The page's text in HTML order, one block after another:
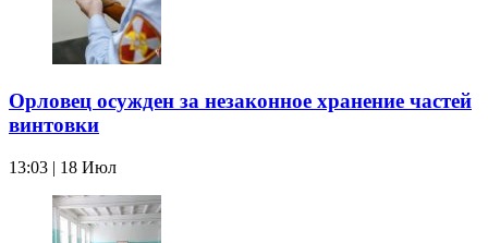
Орловец осужден за незаконное хранение частей
винтовки
13:03 | 18 Июл